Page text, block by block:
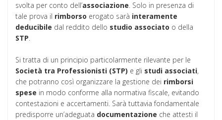
svolta per conto dell’associazione. Solo in presenza di
tale prova il rimborso erogato sarà interamente
deducibile dal reddito dello studio associato o della
STP.
Si tratta di un principio particolarmente rilevante per le
Società tra Professionisti (STP) e gli studi associati,
che potranno così organizzare la gestione dei rimborsi
spese in modo conforme alla normativa fiscale, evitando
contestazioni e accertamenti. Sarà tuttavia fondamentale
predisporre un’adeguata documentazione che attesti il